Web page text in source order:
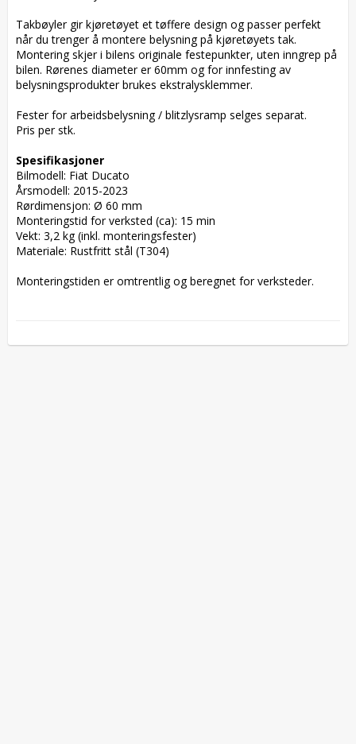
Takbøyler gir kjøretøyet et tøffere design og passer perfekt
når du trenger å montere belysning på kjøretøyets tak.
Montering skjer i bilens originale festepunkter, uten inngrep på
bilen. Rørenes diameter er 60mm og for innfesting av
belysningsprodukter brukes ekstralysklemmer.
Fester for arbeidsbelysning / blitzlysramp selges separat.
Pris per stk.
Spesifikasjoner
Bilmodell: Fiat Ducato
Årsmodell: 2015-2023
Rørdimensjon: Ø 60 mm
Monteringstid for verksted (ca): 15 min
Vekt: 3,2 kg (inkl. monteringsfester)
Materiale: Rustfritt stål (T304)
Monteringstiden er omtrentlig og beregnet for verksteder.